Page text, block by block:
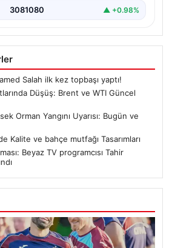
3081080 ▲ +0.98%
Salah ilk kez topbaşı yaptı!
Düşüş: Brent ve WTI Güncel
Orman Yangını Uyarısı: Bugün ve
Kalite ve bahçe mutfağı Tasarımları
Beyaz TV programcısı Tahir